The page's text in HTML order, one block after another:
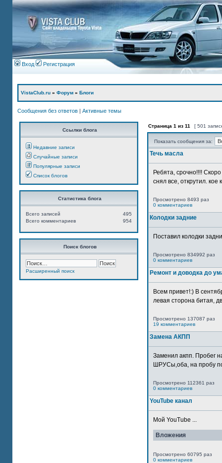
Вход Регистрация
VistaClub.ru » Форум » Блоги
Сообщения без ответов | Активные темы
Ссылки блога
Недавние записи
Случайные записи
Популярные записи
Список блогов
Статистика блога
495
Всего записей
954
Всего комментариев
Поиск блогов
Расширенный поиск
Страница 1 из 11 [ 501
Показать сообщения за:
Течь масла
Ребята, срочно!!!!
снял все, открутил. кое
Просмотрено 8493 раз
0 комментариев
Колодки задние
Поставил колодки
Просмотрено 834992 раз
0 комментариев
Ремонт и доводка до
Всем привет!:) В
левая сторона битая,
Просмотрено 137087 раз
19 комментариев
Замена АКПП
Заменил акпп. Пробег
ШРУСы,оба, на пробу
Просмотрено 112361 раз
0 комментариев
YouTube канал
Мой YouTube ...
Вложения
Просмотрено 60795 раз
0 комментариев